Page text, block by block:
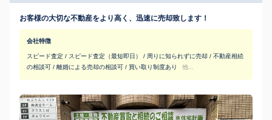
お客様の大切な不動産をより高く、迅速に売却致します！
会社特徴
スピード査定 / スピード査定（最短即日） / 周りに知られずに売却 / 不動産相続
の相談可 / 離婚による売却の相談可 / 買い取り制度あり
他...